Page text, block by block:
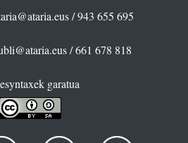
/ 943 655 695
/ 661 678 818
garatua